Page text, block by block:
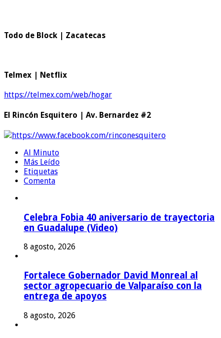
Todo de Block | Zacatecas
Telmex | Netflix
https://telmex.com/web/hogar
El Rincón Esquitero | Av. Bernardez #2
https://www.facebook.com/rinconesquitero
Al Minuto
Más Leído
Etiquetas
Comenta
Celebra Fobia 40 aniversario de trayectoria
en Guadalupe (Video)
8 agosto, 2026
Fortalece Gobernador David Monreal al
sector agropecuario de Valparaíso con la
entrega de apoyos
8 agosto, 2026